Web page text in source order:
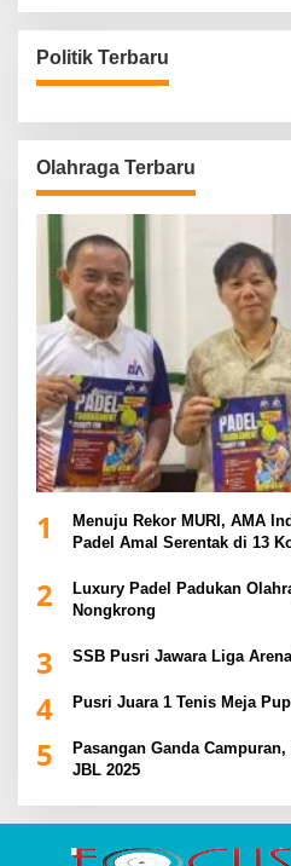
Politik Terbaru
Olahraga Terbaru
1
Menuju Rekor MURI, AMA
Padel Amal Serentak di 13
2
Luxury Padel Padukan
Nongkrong
3 SSB Pusri Jawara Liga
4 Pusri Juara 1 Tenis Meja
5
Pasangan Ganda
JBL 2025